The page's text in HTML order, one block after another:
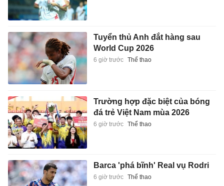
Tuyển thủ Anh đắt hàng sau
World Cup 2026
6 giờ trước Thể thao
Trường hợp đặc biệt của bóng
đá trẻ Việt Nam mùa 2026
6 giờ trước Thể thao
Barca 'phá bĩnh' Real vụ Rodri
6 giờ trước Thể thao